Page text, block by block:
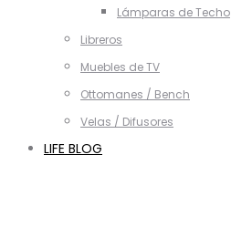
Lámparas de Techo
Libreros
Muebles de TV
Ottomanes / Bench
Velas / Difusores
LIFE BLOG